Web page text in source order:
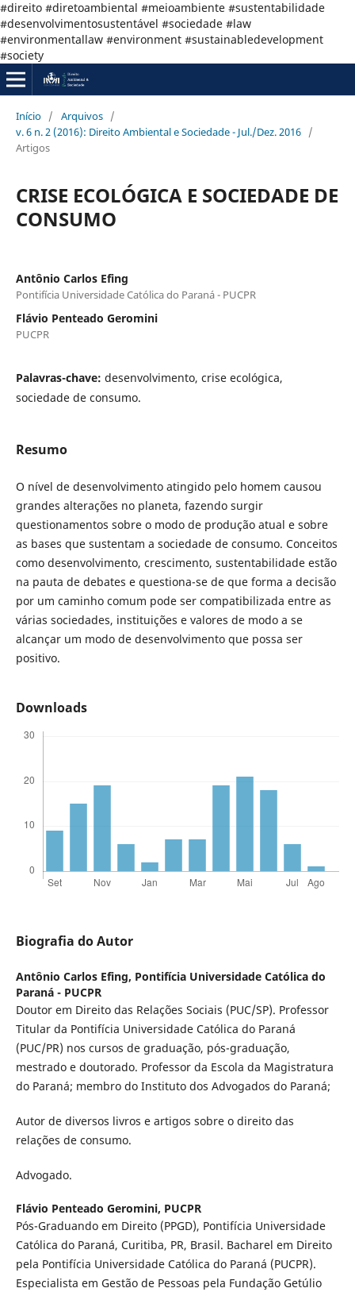
#direito #diretoambiental #meioambiente #sustentabilidade
#desenvolvimentosustentável #sociedade #law
#environmentallaw #environment #sustainabledevelopment
#society
Início / Arquivos /
v. 6 n. 2 (2016): Direito Ambiental e Sociedade - Jul./Dez. 2016 /
Artigos
CRISE ECOLÓGICA E SOCIEDADE DE
CONSUMO
Antônio Carlos Efing
Pontifícia Universidade Católica do Paraná - PUCPR
Flávio Penteado Geromini
PUCPR
Palavras-chave: desenvolvimento, crise ecológica,
sociedade de consumo.
Resumo
O nível de desenvolvimento atingido pelo homem causou
grandes alterações no planeta, fazendo surgir
questionamentos sobre o modo de produção atual e sobre
as bases que sustentam a sociedade de consumo. Conceitos
como desenvolvimento, crescimento, sustentabilidade estão
na pauta de debates e questiona-se de que forma a decisão
por um caminho comum pode ser compatibilizada entre as
várias sociedades, instituições e valores de modo a se
alcançar um modo de desenvolvimento que possa ser
positivo.
Downloads
Biografia do Autor
Antônio Carlos Efing, Pontifícia Universidade Católica do
Paraná - PUCPR
Doutor em Direito das Relações Sociais (PUC/SP). Professor
Titular da Pontifícia Universidade Católica do Paraná
(PUC/PR) nos cursos de graduação, pós-graduação,
mestrado e doutorado. Professor da Escola da Magistratura
do Paraná; membro do Instituto dos Advogados do Paraná;
Autor de diversos livros e artigos sobre o direito das
relações de consumo.
Advogado.
Flávio Penteado Geromini, PUCPR
Pós-Graduando em Direito (PPGD), Pontifícia Universidade
Católica do Paraná, Curitiba, PR, Brasil. Bacharel em Direito
pela Pontifícia Universidade Católica do Paraná (PUCPR).
Especialista em Gestão de Pessoas pela Fundação Getúlio